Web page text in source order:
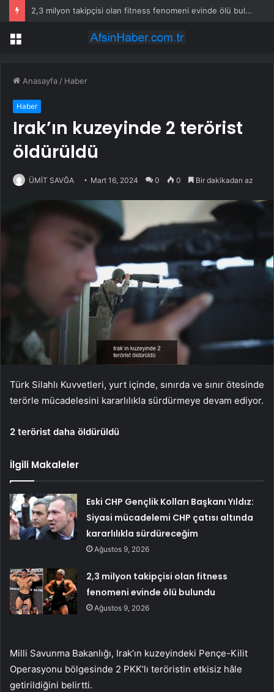
2,3 milyon takipçisi olan fitness fenomeni evinde ölü bulundu
Menü
Anasayfa / Haber
Haber
Irak’ın kuzeyinde 2 terörist
öldürüldü
ÜMİT SAVĞA Mart 16, 2024 0 0 Bir dakikadan az
Türk Silahlı Kuvvetleri, yurt içinde, sınırda ve sınır ötesinde
terörle mücadelesini kararlılıkla sürdürmeye devam ediyor.
2 terörist daha öldürüldü
İlgili Makaleler
Eski CHP Gençlik Kolları Başkanı Yıldız:
Siyasi mücadelemi CHP çatısı altında
kararlılıkla sürdüreceğim
Ağustos 9, 2026
2,3 milyon takipçisi olan fitness
fenomeni evinde ölü bulundu
Ağustos 9, 2026
Milli Savunma Bakanlığı, Irak’ın kuzeyindeki Pençe-Kilit
Operasyonu bölgesinde 2 PKK’lı teröristin etkisiz hâle
getirildiğini belirtti.